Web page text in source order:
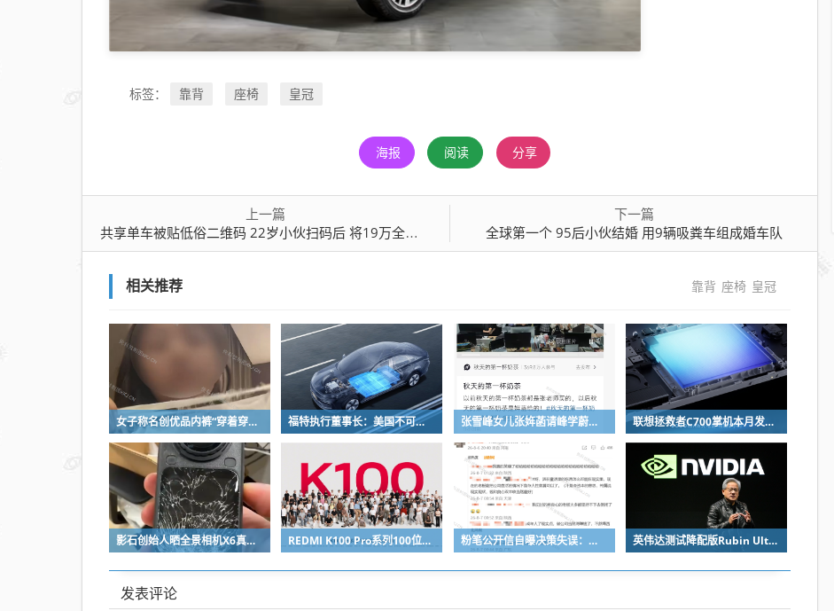
标签： 靠背 座椅 皇冠
海报 阅读 分享
上一篇
共享单车被贴低俗二维码 22岁小伙扫码后 将19万全家积蓄转款
下一篇
全球第一个 95后小伙结婚 用9辆吸粪车组成婚车队
相关推荐 靠背 座椅 皇冠
女子称名创优品内裤“穿着穿着掉了”让其颜面尽失 品牌方客服回应：已启动紧急调查 福特执行董事长：美国不可能永远把中国车企挡在门外 进来也有信心击败 张雪峰女儿张姩菡请峰学蔚来员工喝立秋奶茶 往年都是张雪峰买单 联想拯救者C700掌机本月发布：掌中玩3A 畅玩9小时不插电
影石创始人晒全景相机X6真机：硬扛一颗子弹没穿透 REDMI K100 Pro系列100位工程师代表亮相：设计、工程K90原班人马操刀 粉笔公开信自曝决策失误：承认鸡贼 蹭热度 舍不得成本想多收钱 英伟达测试降配版Rubin Ultra GPU：HBM短缺下芯片厂商如何破局
发表评论